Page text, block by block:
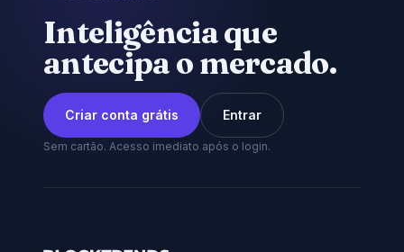
Inteligência que
antecipa o mercado.
Criar conta grátis Entrar
Sem cartão. Acesso imediato após o login.